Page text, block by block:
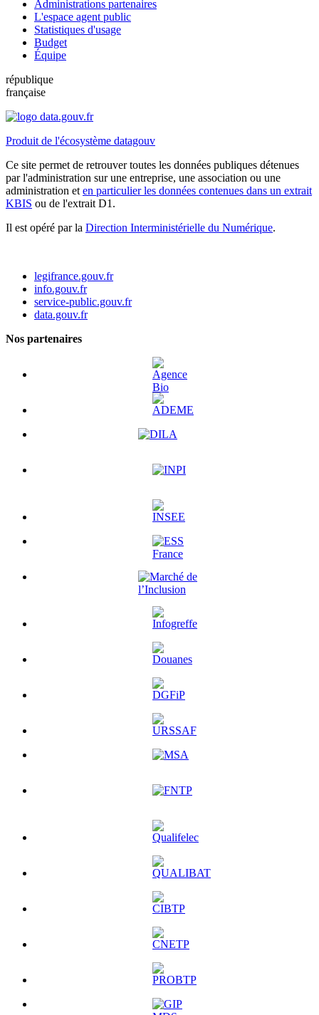
Administrations partenaires
L'espace agent public
Statistiques d'usage
Budget
Équipe
république
française
Produit de l'écosystème datagouv
Ce site permet de retrouver toutes les données publiques détenues
par l'administration sur une entreprise, une association ou une
administration et en particulier les données contenues dans un extrait
KBIS ou de l'extrait D1.
Il est opéré par la Direction Interministérielle du Numérique.
legifrance.gouv.fr
info.gouv.fr
service-public.gouv.fr
data.gouv.fr
Nos partenaires